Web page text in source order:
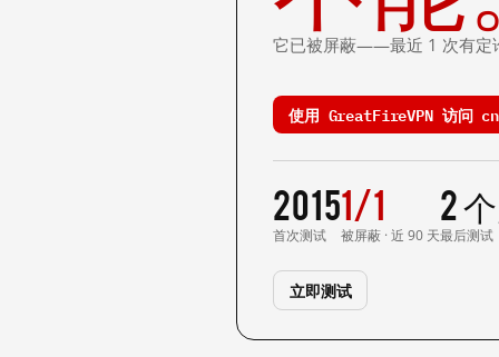
它已被屏蔽——最近 1 次有定
使用 GreatFireVPN 访问
2015
首次测试
1/1
被屏蔽 · 近 90 天
2
最后测试
立即测试